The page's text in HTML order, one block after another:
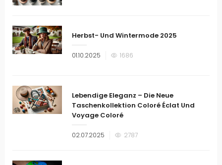
Herbst- Und Wintermode 2025
Veröffentlicht
01.10.2025 1686
Lebendige Eleganz – Die Neue
Taschenkollektion Coloré Éclat Und
Voyage Coloré
Veröffentlicht
02.07.2025 2787